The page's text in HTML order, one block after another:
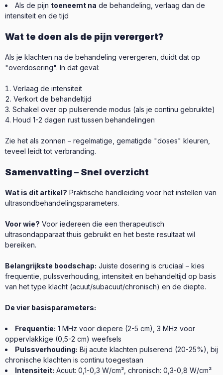
Als de pijn toeneemt na de behandeling, verlaag dan de
intensiteit en de tijd
Wat te doen als de pijn verergert?
Als je klachten na de behandeling verergeren, duidt dat op
"overdosering". In dat geval:
Verlaag de intensiteit
Verkort de behandeltijd
Schakel over op pulserende modus (als je continu gebruikte)
Houd 1-2 dagen rust tussen behandelingen
Zie het als zonnen – regelmatige, gematigde "doses" kleuren,
teveel leidt tot verbranding.
Samenvatting – Snel overzicht
Wat is dit artikel? Praktische handleiding voor het instellen van
ultrasondbehandelingsparameters.
Voor wie? Voor iedereen die een therapeutisch
ultrasondapparaat thuis gebruikt en het beste resultaat wil
bereiken.
Belangrijkste boodschap: Juiste dosering is cruciaal – kies
frequentie, pulssverhouding, intensiteit en behandeltijd op basis
van het type klacht (acuut/subacuut/chronisch) en de diepte.
De vier basisparameters:
Frequentie: 1 MHz voor diepere (2-5 cm), 3 MHz voor
oppervlakkige (0,5-2 cm) weefsels
Pulssverhouding: Bij acute klachten pulserend (20-25%), bij
chronische klachten is continu toegestaan
Intensiteit: Acuut: 0,1-0,3 W/cm², chronisch: 0,3-0,8 W/cm²